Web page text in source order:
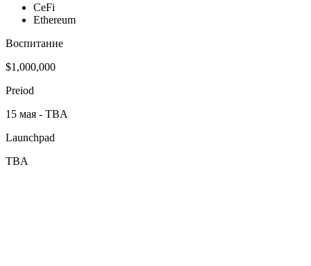
CeFi
Ethereum
Воспитание
$1,000,000
Preiod
15 мая - TBA
Launchpad
TBA